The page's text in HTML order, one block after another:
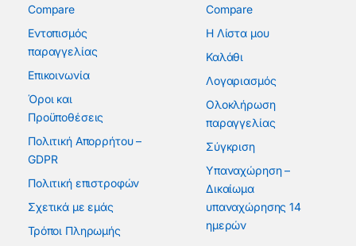
Compare
Εντοπισμός
παραγγελίας
Επικοινωνία
Όροι και
Προϋποθέσεις
Πολιτική Απορρήτου –
GDPR
Πολιτική επιστροφών
Σχετικά με εμάς
Τρόποι Πληρωμής
Compare
Η Λίστα μου
Καλάθι
Λογαριασμός
Ολοκλήρωση
παραγγελίας
Σύγκριση
Υπαναχώρηση –
Δικαίωμα
υπαναχώρησης 14
ημερών